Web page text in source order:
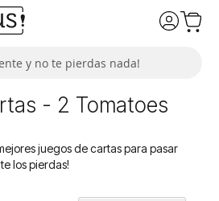
- 2 Tomatoes
juegos de cartas para pasar
los pierdas!